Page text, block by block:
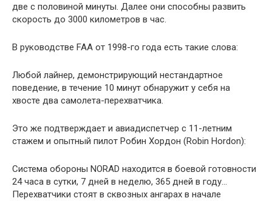
две с половиной минуты. Далее они способны развить
скорость до 3000 километров в час.
В руководстве FAA от 1998-го года есть такие слова:
Любой лайнер, демонстрирующий нестандартное
поведение, в течение 10 минут обнаружит у себя на
хвосте два самолета-перехватчика.
Это же подтверждает и авиадиспетчер с 11-летним
стажем и опытный пилот Робин Хордон (Robin Hordon):
Система обороны NORAD находится в боевой готовности
24 часа в сутки, 7 дней в неделю, 365 дней в году…
Перехватчики стоят в сквозных ангарах в начале